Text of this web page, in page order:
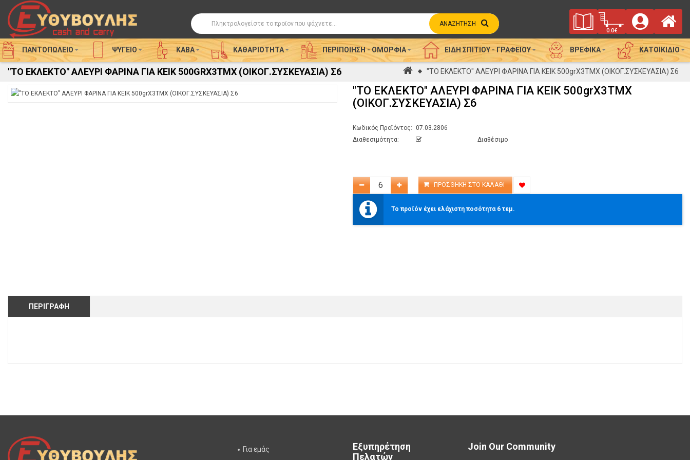
Αναζήτηση ΑΝΑΖΉΤΗΣΗ
Φυλλάδιο
Προσφορών
Καλάθι
Αγορών
προϊόν(τα)
0.0€
ΠΑΝΤΟΠΩΛΕΙΟ ΨΥΓΕΊΟ ΚΑΒΑ ΚΑΘΑΡΙΌΤΗΤΑ ΠΕΡΙΠΟΊΗΣΗ - ΟΜΟΡΦΙΆ ΕΊΔΗ ΣΠΙΤΙΟΎ - ΓΡΑΦΕΊΟΥ ΒΡΕΦΙΚΆ ΚΑΤΟΙΚΊΔΙΟ
"ΤΟ ΕΚΛΕΚΤΟ" ΑΛΕΥΡΙ ΦΑΡΙΝΑ ΓΙΑ ΚΕΙΚ 500GRΧ3ΤΜΧ (ΟΙΚΟΓ.ΣΥΣΚΕΥΑΣΙΑ) Σ6 Αρχική"ΤΟ ΕΚΛΕΚΤΟ" ΑΛΕΥΡΙ ΦΑΡΙΝΑ ΓΙΑ ΚΕΙΚ 500grΧ3ΤΜΧ (ΟΙΚΟΓ.ΣΥΣΚΕΥΑΣΙΑ) Σ6
"ΤΟ ΕΚΛΕΚΤΟ" ΑΛΕΥΡΙ ΦΑΡΙΝΑ ΓΙΑ ΚΕΙΚ 500grΧ3ΤΜΧ
(ΟΙΚΟΓ.ΣΥΣΚΕΥΑΣΙΑ) Σ6
Κωδικός Προϊόντος:
07.03.2806
Διαθεσιμότητα:
Διαθέσιμο
Το προϊόν έχει ελάχιστη ποσότητα 6 τεμ.
ΠΕΡΙΓΡΑΦΉ
Για εμάς
Εξυπηρέτηση
Πελατών
Join Our Community